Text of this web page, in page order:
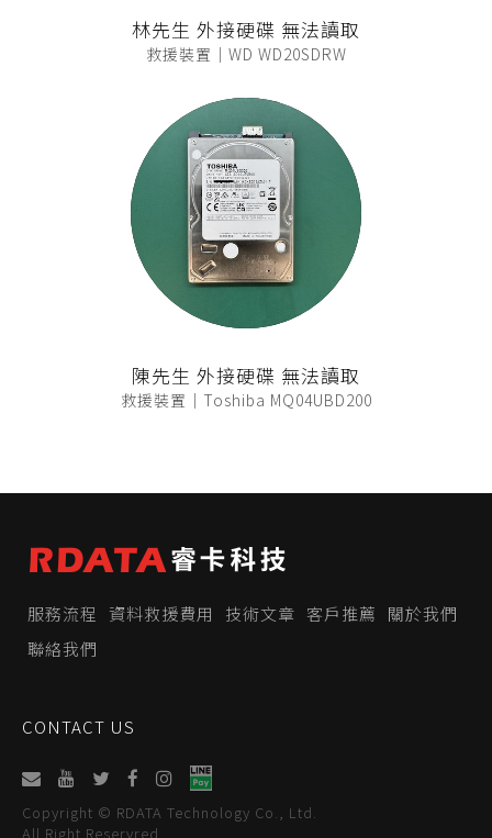
林先生 外接硬碟 無法讀取
救援裝置｜WD WD20SDRW
陳先生 外接硬碟 無法讀取
救援裝置｜Toshiba MQ04UBD200
服務流程 資料救援費用 技術文章 客戶推薦
關於我們
聯絡我們
CONTACT US
Copyright © RDATA Technology Co., Ltd.
All Right Reservred.